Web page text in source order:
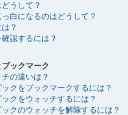
うして？
白になるのはどうして？
？
認するには？
ックマーク
の違いは？
クをブックマークするには？
クをウォッチするには？
クのウォッチを解除するには？